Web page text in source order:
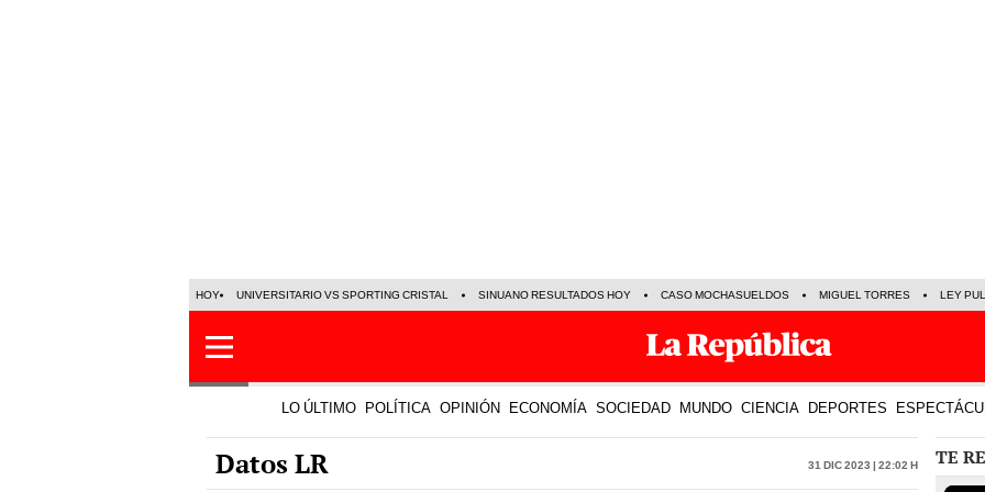
HOY UNIVERSITARIO VS SPORTING CRISTAL SINUANO RESULTADOS HOY CASO MOCHASUELDOS MIGUEL TORRES LEY
LO ÚLTIMO POLÍTICA OPINIÓN ECONOMÍA SOCIEDAD MUNDO CIENCIA DEPORTES
Datos LR 31 Dic 2023 | 22:02 h TE